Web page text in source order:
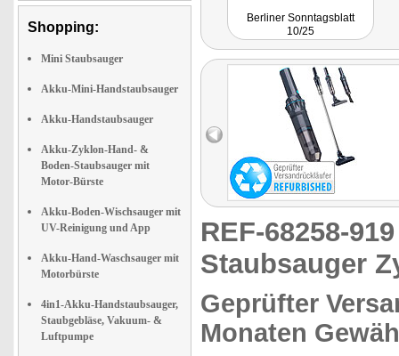
Shopping:
Mini Staubsauger
Akku-Mini-Handstaubsauger
Akku-Handstaubsauger
Akku-Zyklon-Hand- &
Boden-Staubsauger mit
Motor-Bürste
Akku-Boden-Wischsauger mit
UV-Reinigung und App
Akku-Hand-Waschsauger mit
Motorbürste
4in1-Akku-Handstaubsauger,
Staubgebläse, Vakuum- &
Luftpumpe
Berliner Sonntagsblatt
10/25
REF-68258-
Staubsauger
Geprüfter
Monaten